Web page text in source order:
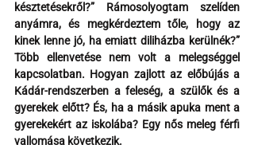
késztetésekről?” Rámosolyogtam szelíden
anyámra, és megkérdeztem tőle, hogy az
kinek lenne jó, ha emiatt diliházba kerülnék?”
Több ellenvetése nem volt a melegséggel
kapcsolatban. Hogyan zajlott az előbújás a
Kádár-rendszerben a feleség, a szülők és a
gyerekek előtt? És, ha a másik apuka ment a
gyerekekért az iskolába? Egy nős meleg férfi
vallomása következik.